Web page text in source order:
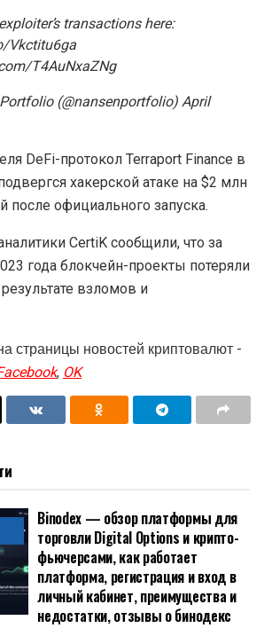
transactions here:
Vkctitu6ga
T4AuNxaZNg
(@nansenportfolio) April
DeFi-протокол Terraport Finance в
хакерской атаке на $2 млн
после официального запуска.
CertiK сообщили, что за
года блокчейн-проекты потеряли
взломов и
страницы новостей криптовалют -
, OK
Binodex — обзор платформы для
торговли Digital Options и крипто-
фьючерсами, как работает
платформа, регистрация и вход в
личный кабинет, преимущества и
недостатки, отзывы о бинодекс